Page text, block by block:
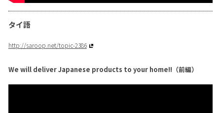
タイ語
http://saroop.net/topic-2386
We will deliver Japanese products to your home!!（前編）